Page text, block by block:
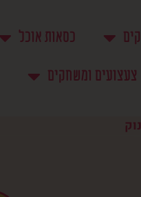
כסאות אוכל
צעצועים ומשחקים